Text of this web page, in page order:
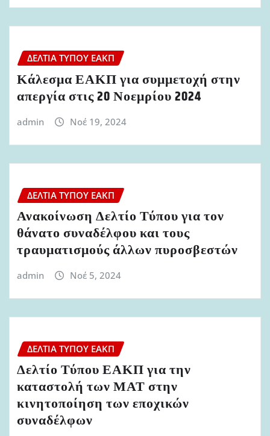
ΔΕΛΤΊΑ ΤΎΠΟΥ ΕΑΚΠ
Κάλεσμα ΕΑΚΠ για συμμετοχή στην
απεργία στις 20 Νοεμρίου 2024
admin Νοέ 19, 2024
ΔΕΛΤΊΑ ΤΎΠΟΥ ΕΑΚΠ
Ανακοίνωση Δελτίο Τύπου για τον
θάνατο συναδέλφου και τους
τραυματισμούς άλλων πυροσβεστών
admin Νοέ 5, 2024
ΔΕΛΤΊΑ ΤΎΠΟΥ ΕΑΚΠ
Δελτίο Τύπου ΕΑΚΠ για την
καταστολή των ΜΑΤ στην
κινητοποίηση των εποχικών
συναδέλφων